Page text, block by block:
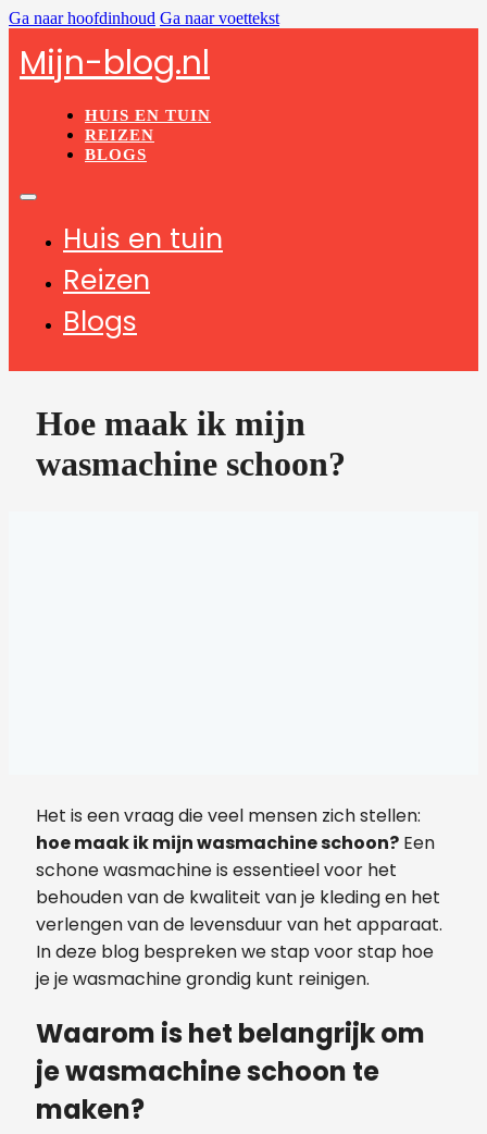
Ga naar hoofdinhoud Ga naar voettekst
Mijn-blog.nl
HUIS EN TUIN
REIZEN
BLOGS
Huis en tuin
Reizen
Blogs
Hoe maak ik mijn
wasmachine schoon?
Het is een vraag die veel mensen zich stellen:
hoe maak ik mijn wasmachine schoon? Een
schone wasmachine is essentieel voor het
behouden van de kwaliteit van je kleding en het
verlengen van de levensduur van het apparaat.
In deze blog bespreken we stap voor stap hoe
je je wasmachine grondig kunt reinigen.
Waarom is het belangrijk om
je wasmachine schoon te
maken?